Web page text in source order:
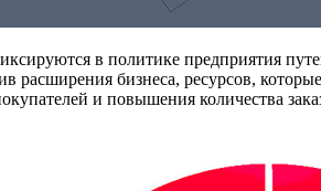
в политике предприятия
расширения бизнеса, ресурсов,
и повышения количества